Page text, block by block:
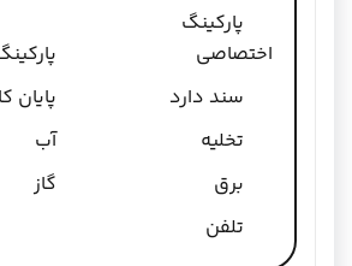
پارکینگ
اختصاصی
سند دارد
پایان
تخلیه
آب
برق
گاز
تلفن